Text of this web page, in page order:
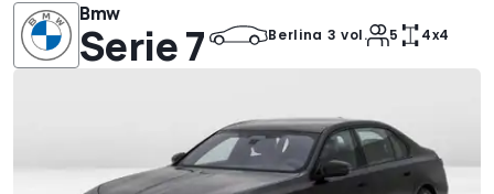
Bmw
Serie 7 Berlina 3 vol. 5 4x4